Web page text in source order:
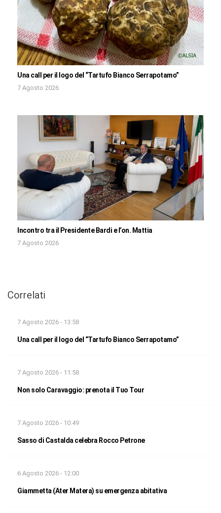
Una call per il logo del “Tartufo Bianco Serrapotamo”
7 Agosto 2026
Incontro tra il Presidente Bardi e l’on. Mattia
7 Agosto 2026
Correlati
7 Agosto 2026 - 13:58
Una call per il logo del “Tartufo Bianco Serrapotamo”
7 Agosto 2026 - 11:58
Non solo Caravaggio: prenota il Tuo Tour
7 Agosto 2026 - 10:49
Sasso di Castalda celebra Rocco Petrone
6 Agosto 2026 - 12:00
Giammetta (Ater Matera) su emergenza abitativa